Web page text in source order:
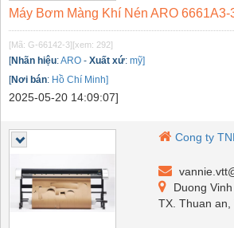
Máy Bơm Màng Khí Nén ARO 6661A3-
[Mã: G-66142-3][xem: 292]
[Nhãn hiệu:ARO - Xuất xứ: mỹ]
[Nơi bán: Hồ Chí Minh]
2025-05-20 14:09:07]
Cong ty
Duong Vinh
TX. Thuan an,